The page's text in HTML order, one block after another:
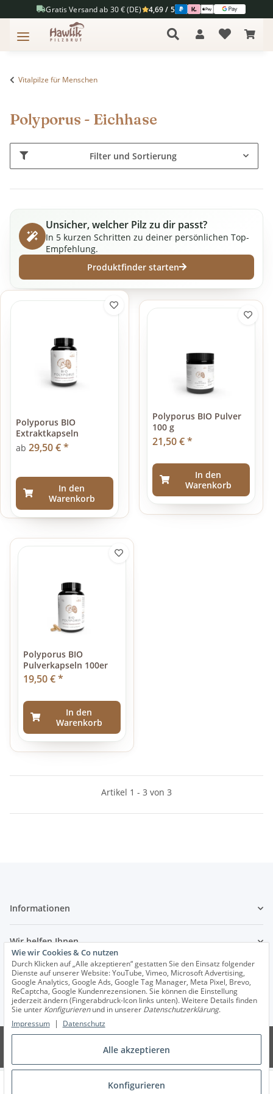
Alle akzeptieren
Konfigurieren
Wie wir Cookies & Co nutzen
Durch Klicken auf „Alle akzeptieren“ gestatten Sie den Einsatz folgender
Dienste auf unserer Website: YouTube, Vimeo, Microsoft Advertising,
Google Analytics, Google Ads, Google Tag Manager, Meta Pixel, Brevo,
ReCaptcha, Google Kundenrezensionen. Sie können die Einstellung
jederzeit ändern (Fingerabdruck-Icon links unten). Weitere Details finden
Sie unter Konfigurierenund in unserer Datenschutzerklärung.
Impressum | Datenschutz
Gratis Versand ab 30 € (DE) 4,69 / 5
Vitalpilze für Menschen
Polyporus - Eichhase
Filter und Sortierung
Unsicher, welcher Pilz zu dir passt?
In 5 kurzen Schritten zu deiner persönlichen Top-
Empfehlung.
Produktfinder starten
Polyporus BIO
Extraktkapseln
ab 29,50 €*
In den
Warenkorb
Polyporus BIO Pulver
100 g
21,50 €*
In den
Warenkorb
Polyporus BIO
Pulverkapseln 100er
19,50 €*
In den
Warenkorb
Artikel 1 - 3 von 3
Informationen
Wir helfen Ihnen
Vertrag widerrufen
* Alle Preise inkl. gesetzlicher USt., zzgl.Versand
Powered byJTL-Shop